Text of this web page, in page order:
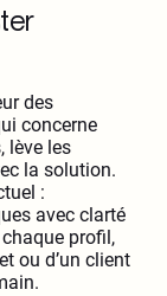
des
concerne
lève les
la solution.
:
avec clarté
profil,
ou d’un client